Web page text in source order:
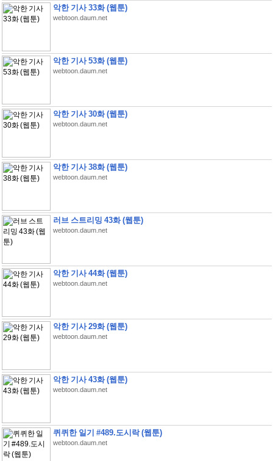
악한 기사 33화 (웹툰)
webtoon.daum.net
악한 기사 53화 (웹툰)
webtoon.daum.net
악한 기사 30화 (웹툰)
webtoon.daum.net
악한 기사 38화 (웹툰)
webtoon.daum.net
러브 스트리밍 43화 (웹툰)
webtoon.daum.net
악한 기사 44화 (웹툰)
webtoon.daum.net
악한 기사 29화 (웹툰)
webtoon.daum.net
악한 기사 43화 (웹툰)
webtoon.daum.net
퀴퀴한 일기 #489.도시락 (웹툰)
webtoon.daum.net